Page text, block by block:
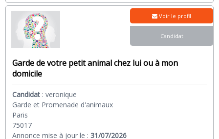
Garde de votre petit animal chez lui ou à mon
domicile
Candidat :veronique
Garde et Promenade d'animaux
Paris
75017
Annonce mise à jour le :31/07/2026
Voir le profil
Candidat